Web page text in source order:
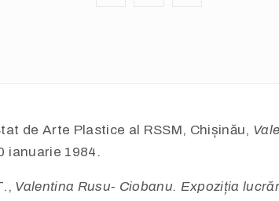
de Arte Plastice al RSSM, Chișinău,
ianuarie 1984.
Valentina Rusu- Ciobanu. Expoziția